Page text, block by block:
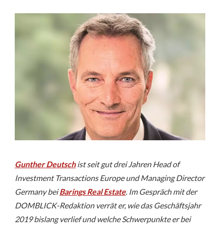
Gunther Deutschist seit gut drei Jahren Head of
Investment Transactions Europe und Managing Director
Germany beiBarings Real Estate. Im Gespräch mit der
DOMBLICK-Redaktion verrät er, wie das Geschäftsjahr
2019 bislang verlief und welche Schwerpunkte er bei